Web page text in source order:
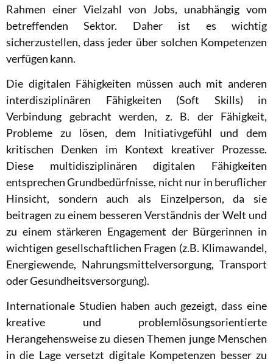
Rahmen einer Vielzahl von Jobs, unabhängig vom
betreffenden Sektor. Daher ist es wichtig
sicherzustellen, dass jeder über solchen Kompetenzen
verfügen kann.
Die digitalen Fähigkeiten müssen auch mit anderen
interdisziplinären Fähigkeiten (Soft Skills) in
Verbindung gebracht werden, z. B. der Fähigkeit,
Probleme zu lösen, dem Initiativgefühl und dem
kritischen Denken im Kontext kreativer Prozesse.
Diese multidisziplinären digitalen Fähigkeiten
entsprechen Grundbedürfnisse, nicht nur in beruflicher
Hinsicht, sondern auch als Einzelperson, da sie
beitragen zu einem besseren Verständnis der Welt und
zu einem stärkeren Engagement der Bürgerinnen in
wichtigen gesellschaftlichen Fragen (z.B. Klimawandel,
Energiewende, Nahrungsmittelversorgung, Transport
oder Gesundheitsversorgung).
Internationale Studien haben auch gezeigt, dass eine
kreative und problemlösungsorientierte
Herangehensweise zu diesen Themen junge Menschen
in die Lage versetzt digitale Kompetenzen besser zu